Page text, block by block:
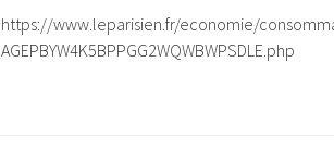
https://www.leparisien.fr/economie/
AGEPBYW4K5BPPGG2WQWBWPSDLE.php